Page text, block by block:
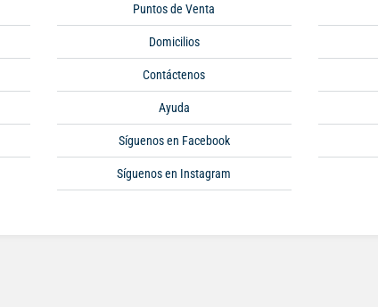
Puntos de Venta
Domicilios
Contáctenos
Ayuda
Síguenos en Facebook
Síguenos en Instagram